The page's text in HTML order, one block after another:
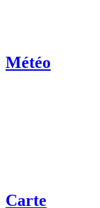
Météo
Carte